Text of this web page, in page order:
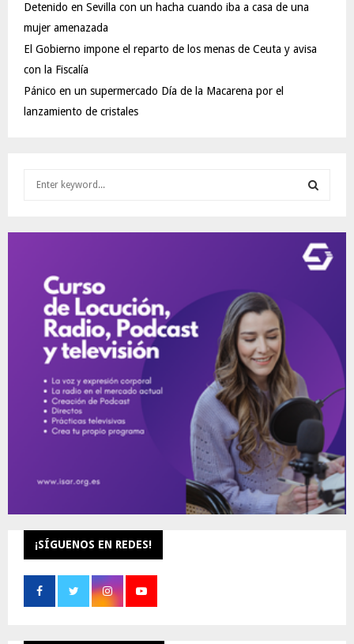
Detenido en Sevilla con un hacha cuando iba a casa de una
mujer amenazada
El Gobierno impone el reparto de los menas de Ceuta y avisa
con la Fiscalía
Pánico en un supermercado Día de la Macarena por el
lanzamiento de cristales
E
¡SÍGUENOS EN REDES!